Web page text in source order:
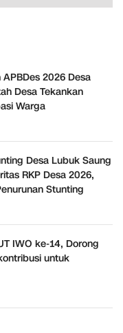
2026 Desa
Desa Tekankan
Warga
Desa Lubuk Saung
RKP Desa 2026,
Stunting
IWO ke-14, Dorong
untuk